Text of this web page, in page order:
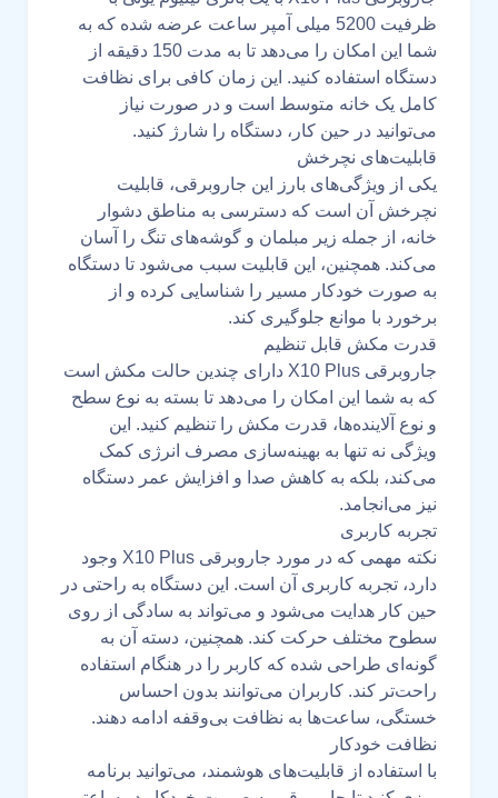
ظرفیت 5200 میلی آمپر ساعت عرضه شده که به
شما این امکان را می‌دهد تا به مدت 150 دقیقه از
دستگاه استفاده کنید. این زمان کافی برای نظافت
کامل یک خانه متوسط است و در صورت نیاز
می‌توانید در حین کار، دستگاه را شارژ کنید.
قابلیت‌های نچرخش
یکی از ویژگی‌های بارز این جاروبرقی، قابلیت
نچرخش آن است که دسترسی به مناطق دشوار
خانه، از جمله زیر مبلمان و گوشه‌های تنگ را آسان
می‌کند. همچنین، این قابلیت سبب می‌شود تا دستگاه
به صورت خودکار مسیر را شناسایی کرده و از
برخورد با موانع جلوگیری کند.
قدرت مکش قابل تنظیم
جاروبرقی X10 Plus دارای چندین حالت مکش است
که به شما این امکان را می‌دهد تا بسته به نوع سطح
و نوع آلاینده‌ها، قدرت مکش را تنظیم کنید. این
ویژگی نه تنها به بهینه‌سازی مصرف انرژی کمک
می‌کند، بلکه به کاهش صدا و افزایش عمر دستگاه
نیز می‌انجامد.
تجربه کاربری
نکته مهمی که در مورد جاروبرقی X10 Plus وجود
دارد، تجربه کاربری آن است. این دستگاه به راحتی در
حین کار هدایت می‌شود و می‌تواند به سادگی از روی
سطوح مختلف حرکت کند. همچنین، دسته آن به
گونه‌ای طراحی شده که کاربر را در هنگام استفاده
راحت‌تر کند. کاربران می‌توانند بدون احساس
خستگی، ساعت‌ها به نظافت بی‌وقفه ادامه دهند.
نظافت خودکار
با استفاده از قابلیت‌های هوشمند، می‌توانید برنامه